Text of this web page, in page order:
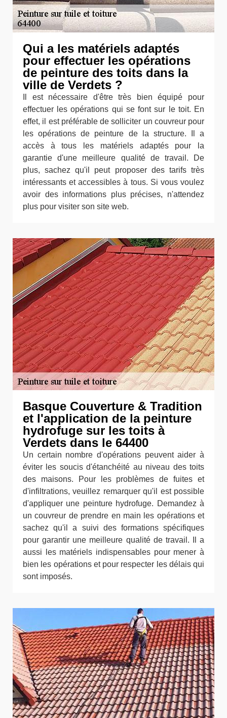
Qui a les matériels adaptés
pour effectuer les opérations
de peinture des toits dans la
ville de Verdets ?
Il est nécessaire d'être très bien équipé pour
effectuer les opérations qui se font sur le toit. En
effet, il est préférable de solliciter un couvreur pour
les opérations de peinture de la structure. Il a
accès à tous les matériels adaptés pour la
garantie d'une meilleure qualité de travail. De
plus, sachez qu'il peut proposer des tarifs très
intéressants et accessibles à tous. Si vous voulez
avoir des informations plus précises, n'attendez
plus pour visiter son site web.
Basque Couverture & Tradition
et l'application de la peinture
hydrofuge sur les toits à
Verdets dans le 64400
Un certain nombre d'opérations peuvent aider à
éviter les soucis d'étanchéité au niveau des toits
des maisons. Pour les problèmes de fuites et
d'infiltrations, veuillez remarquer qu'il est possible
d'appliquer une peinture hydrofuge. Demandez à
un couvreur de prendre en main les opérations et
sachez qu'il a suivi des formations spécifiques
pour garantir une meilleure qualité de travail. Il a
aussi les matériels indispensables pour mener à
bien les opérations et pour respecter les délais qui
sont imposés.